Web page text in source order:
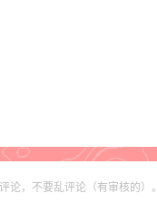
论，不要乱评论（有审核的）。